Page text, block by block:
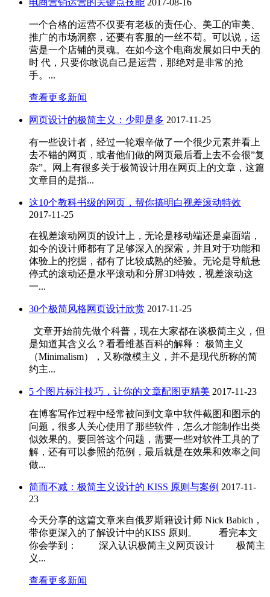
电商营销运营的关键点技能 2017-08-16
一个合格的运营不仅要有老板的责任心、美工的审美、
推广的市场洞察，还要有客服的一丝不苟。可以说，运
营是一个店铺的灵魂。在如今这个电商发展如日中天的
时 代，只要你敢说自己是运营，那绝对是非常的抢
手。...
查看更多新闻
网页设计的极简主义：少即是多 2017-11-25
有一些设计者，经过一轮艰辛做了一个很少元素并看上
去不错的网页，或者他们做的网页最后看上去不会很”复
杂”。网上有很多关于极简设计用在网页上的文章，这篇
文章目的是指...
这10个教科书级的网页，帮你搞明白视差滚动特效
2017-11-25
在视差滚动网页的设计上，无论是移动端还是桌面端，
如今的设计师都有了足够深入的探索，并且对于功能和
体验上的挖掘，都有了比较成熟的经验。无论是导航悬
停式的滚动还是水平滚动和分屏3D特效，视差滚动这
一...
30个极简风格网页设计欣赏 2017-11-25
文章开始前先做个科普，现在大家都在谈极简主义，但
是知道其含义么？看看维基百科的解释： 极简主义
（Minimalism），又称微模主义，并不是现代所称的简
约主...
5 个图片标注技巧，让你的文章配图更精美 2017-11-23
在博客写作过程中经常被问到文章中软件截图和图示的
问题，很多人关心使用了那些软件，怎么才能制作出类
似效果的。要回答这个问题，需要一些对软件工具的了
解，还有可以参照的范例，最后就是在效果和效率之间
做...
简而不减：极简主义设计的 KISS 原则与案例 2017-11-
23
今天分享的这篇文章来自俄罗斯籍设计师 Nick Babich，
带你更深入的了解设计中的KISS 原则。 看完本文
你会学到： 深入认识极简主义网页设计 极简主
义...
查看更多新闻